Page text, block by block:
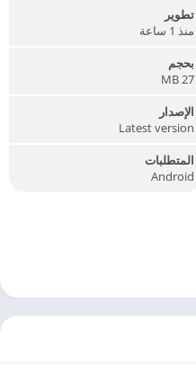
تطوير
منذ 1 ساعة
بحجم
27 MB
الإصدار
Latest version
المتطلبات
Android